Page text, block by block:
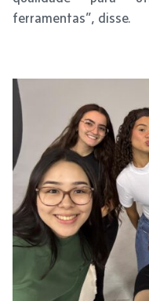
ferramentas”, disse.